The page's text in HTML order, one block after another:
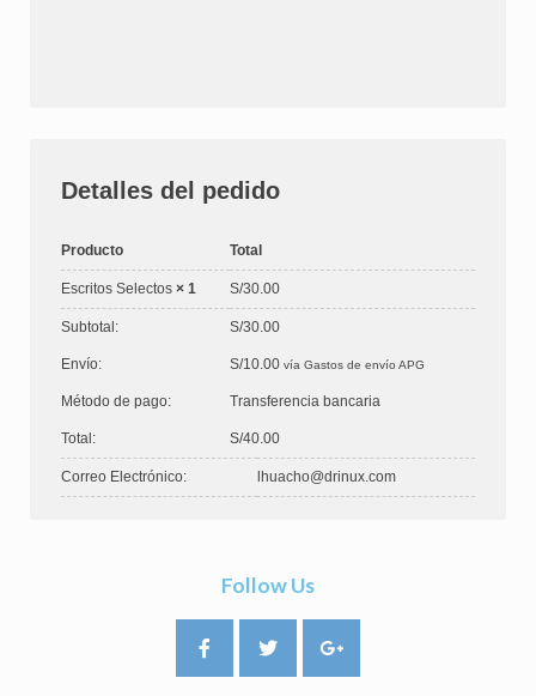
Detalles del pedido
Producto Total
Escritos Selectos × 1 S/30.00
Subtotal: S/30.00
Envío: S/10.00 vía Gastos de envío APG
Método de pago: Transferencia bancaria
Total: S/40.00
Correo Electrónico: lhuacho@drinux.com
Follow Us